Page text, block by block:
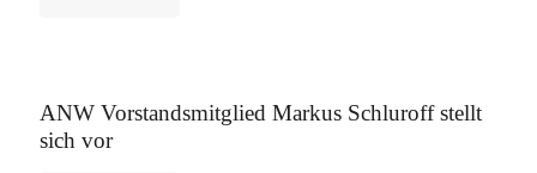
ANW Vorstandsmitglied Markus Schluroff stellt
sich vor